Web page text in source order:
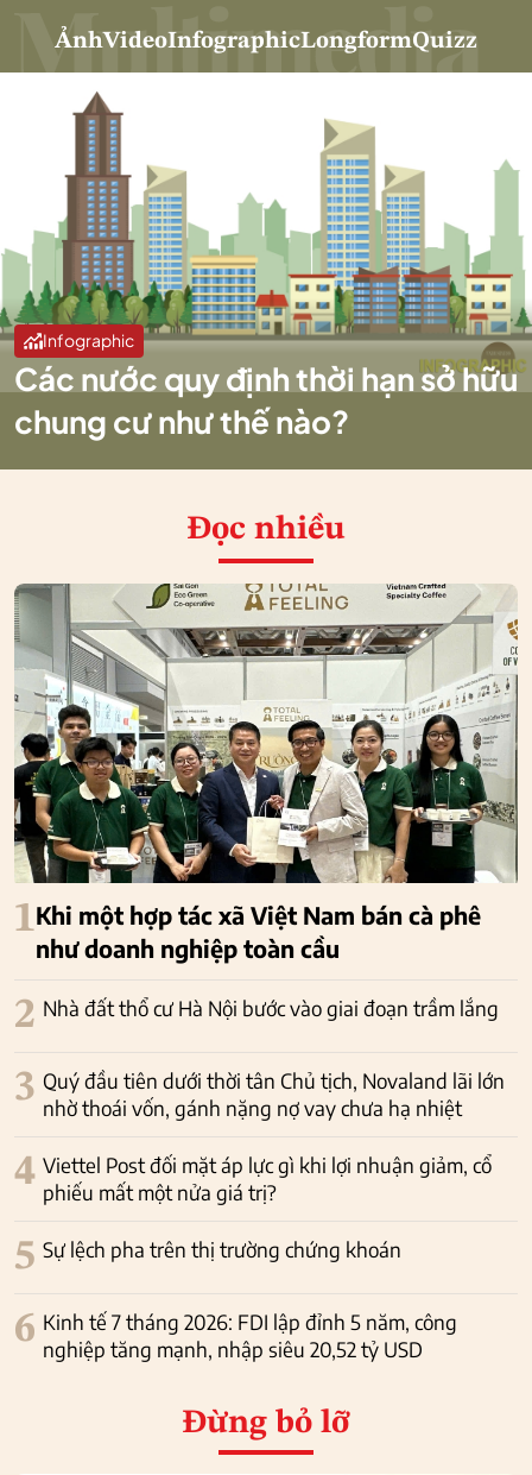
ẢnhVideoInfographicLongformQuizz
Infographic
Các nước quy định thời hạn sở hữu
chung cư như thế nào?
Đọc nhiều
1Khi một hợp tác xã Việt Nam bán cà phê
như doanh nghiệp toàn cầu
2 Nhà đất thổ cư Hà Nội bước vào giai đoạn trầm lắng
3 Quý đầu tiên dưới thời tân Chủ tịch, Novaland lãi lớn
nhờ thoái vốn, gánh nặng nợ vay chưa hạ nhiệt
4 Viettel Post đối mặt áp lực gì khi lợi nhuận giảm, cổ
phiếu mất một nửa giá trị?
5 Sự lệch pha trên thị trường chứng khoán
6 Kinh tế 7 tháng 2026: FDI lập đỉnh 5 năm, công
nghiệp tăng mạnh, nhập siêu 20,52 tỷ USD
Đừng bỏ lỡ